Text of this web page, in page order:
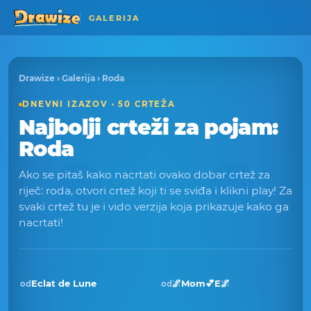
GALERIJA
Drawize › Galerija › Roda
DNEVNI IZAZOV · 50 CRTEŽA
Najbolji crteži za pojam:
Roda
Ako se pitaš kako nacrtati ovako dobar crtež za
riječ: roda, otvori crtež koji ti se sviđa i klikni play! Za
svaki crtež tu je i vido verzija koja prikazuje kako ga
nacrtati!
Pobjednik · kol 2025
od Eclat de Lune od 🌌Mom💕E🌌